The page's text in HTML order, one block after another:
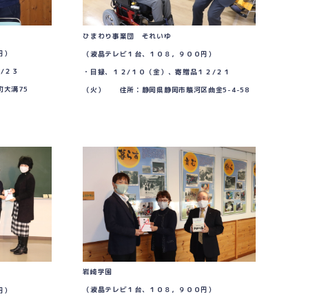
２３
大溝75
ひまわり事業団 それいゆ
（液晶テレビ１台、１０８，９００円）
・目録、１２/１０（金）、寄贈品１２/２１
（火） 住所：静岡県静岡市駿河区曲金5-4-58
岩崎学園
（液晶テレビ１台、１０８，９００円）